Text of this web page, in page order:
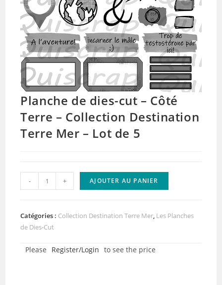
Planche de dies-cut – Côté
Terre – Collection Destination
Terre Mer – Lot de 5
quantité
de
de
dies-
- + AJOUTER AU PANIER
Catégories : Collection Destination Terre Mer, Les Planches
de Dies-Cut
Please Register/Login to see the price